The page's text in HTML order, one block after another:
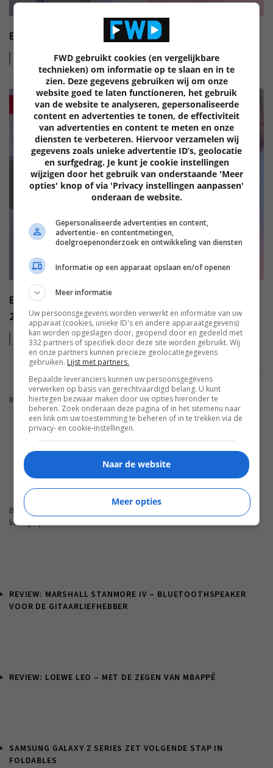
EISA HI-FI AWARDS 2022-2023
meer
EISA AWARDS: WAT ZIJN DE BESTE PRODUCTEN VAN
2022?
Leesmeer
Reacties zijn gesloten.
ADVERTENTIE
FWD.NL
Blijf op de hoogte met de nieuwste artikelen van ons
lifestyleplatform en bezoek FWD.nl.
REVIEW: MARSHALL STANMORE IV – BLUETOOTHSPEAKER
VOOR DE GITAARLIEFHEBBER
REVIEW: LOEWE LEO – MET DE ZEGEN VAN MBAPPÉ
SAMSUNG GALAXY Z SERIES ZET VOLGENDE STAP IN
FOLDABLES
FWD gebruikt cookies (en vergelijkbare
technieken) om informatie op te slaan en in te
zien. Deze gegevens gebruiken wij om onze
website goed te laten functioneren, het gebruik
van de website te analyseren, gepersonaliseerde
content en advertenties te tonen, de effectiviteit
van advertenties en content te meten en onze
diensten te verbeteren. Hiervoor verzamelen wij
gegevens zoals unieke advertentie ID’s, geolocatie
en surfgedrag. Je kunt je cookie instellingen
wijzigen door het gebruik van onderstaande 'Meer
opties' knop of via 'Privacy instellingen aanpassen'
onderaan de website.
Gepersonaliseerde advertenties en content,
advertentie- en contentmetingen,
doelgroepenonderzoek en ontwikkeling van diensten
Informatie op een apparaat opslaan en/of openen
Meer informatie
Uw persoonsgegevens worden verwerkt en informatie van uw
apparaat (cookies, unieke ID's en andere apparaatgegevens)
kan worden opgeslagen door, geopend door en gedeeld met
332 partners of specifiek door deze site worden gebruikt. Wij
en onze partners kunnen precieze geolocatiegegevens
gebruiken. Lijst met partners.
Bepaalde leveranciers kunnen uw persoonsgegevens
verwerken op basis van gerechtvaardigd belang. U kunt
hiertegen bezwaar maken door uw opties hieronder te
beheren. Zoek onderaan deze pagina of in het sitemenu naar
een link om uw toestemming te beheren of in te trekken via de
privacy- en cookie-instellingen.
Naar de website
Meer opties